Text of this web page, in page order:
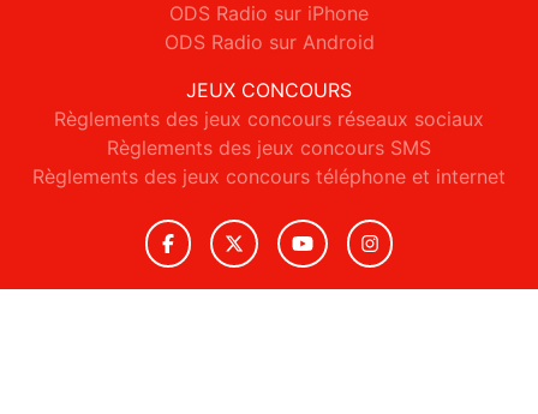
ODS Radio sur iPhone
ODS Radio sur Android
JEUX CONCOURS
Règlements des jeux concours réseaux sociaux
Règlements des jeux concours SMS
Règlements des jeux concours téléphone et internet